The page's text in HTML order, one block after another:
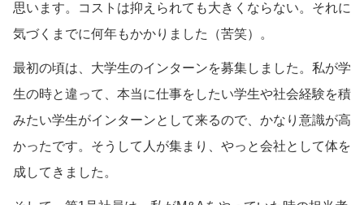
思います。コストは抑えられても大きくならない。それに
気づくまでに何年もかかりました（苦笑）。
最初の頃は、大学生のインターンを募集しました。私が学
生の時と違って、本当に仕事をしたい学生や社会経験を積
みたい学生がインターンとして来るので、かなり意識が高
かったです。そうして人が集まり、やっと会社として体を
成してきました。